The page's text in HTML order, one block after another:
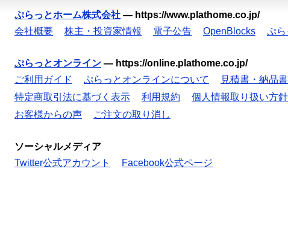
ぷらっとホーム株式会社 — https://www.plathome.co.jp/
会社概要
株主・投資家情報 電子公告 OpenBlocks ぷ
ぷらっとオンライン — https://online.plathome.co.jp/
ご利用ガイド
ぷらっとオンラインについて 見積書・納品
特定商取引法に基づく表示
利用規約 個人情報取り扱い方針
お客様からの声
ご注文の取り消し
ソーシャルメディア
Twitter公式アカウント
Facebook公式ページ